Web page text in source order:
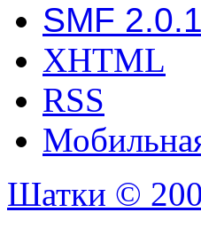
SMF
XHTML
RSS
Шатки ©